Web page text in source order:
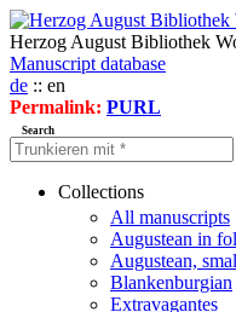
Herzog August Bibliothek
Manuscript database
de :: en
Permalink: PURL
Search
Collections
All manuscripts
Augustean in
Augustean,
Blankenburgian
Extravagantes